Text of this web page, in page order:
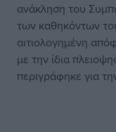
ανάκληση του
των καθηκόντων
αιτιολογημένη
με την ίδια
περιγράφηκε για